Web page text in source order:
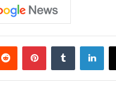
لينكدإن